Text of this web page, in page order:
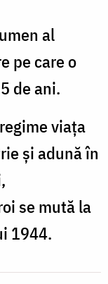
al
pe care o
de ani.
viața
și adună în
se mută la
1944.